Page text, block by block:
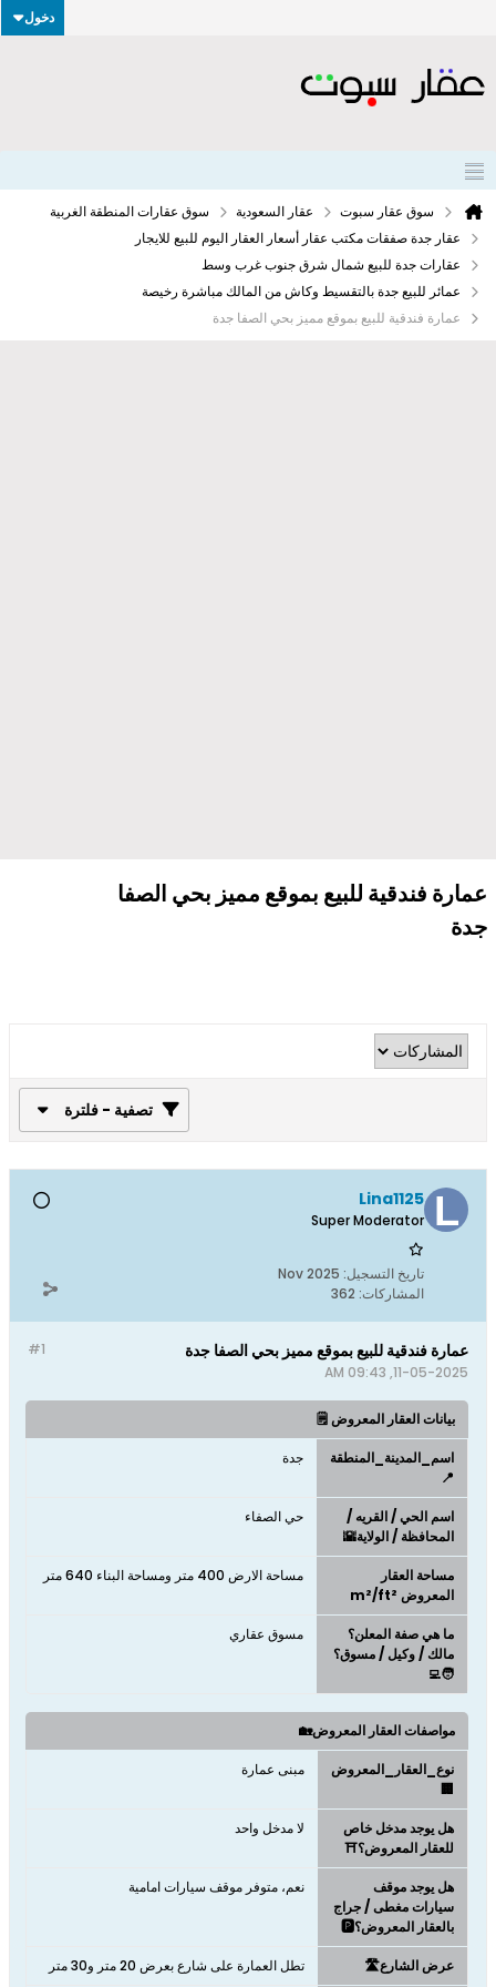
دخول
سوق عقار سبوت عقار السعودية
سوق عقارات المنطقة الغربية
عقار جدة صفقات مكتب عقار أسعار العقار اليوم للبيع للايجار
عقارات جدة للبيع شمال شرق جنوب غرب وسط
عمائر للبيع جدة بالتقسيط وكاش من المالك مباشرة رخيصة
عمارة فندقية للبيع بموقع مميز بحي الصفا جدة
عمارة فندقية للبيع بموقع مميز بحي الصفا
جدة
تصفية - فلترة
Lina1125
Super Moderator
تاريخ التسجيل: Nov 2025
المشاركات: 362
#1 عمارة فندقية للبيع بموقع مميز بحي الصفا جدة
11-05-2025, 09:43 AM
بيانات العقار المعروض 🗒️
اسم_المدينة_المنطقة
📍
جدة
اسم الحي / القريه /
المحافظة / الولاية🌇
حي الصفاء
مساحة العقار
المعروض m²/ft²
مساحة الارض 400 متر ومساحة البناء 640 متر
ما هي صفة المعلن؟
مالك / وكيل / مسوق؟
🧑‍💻
مسوق عقاري
مواصفات العقار المعروض🏡
نوع_العقار_المعروض
🏢
مبنى عمارة
هل يوجد مدخل خاص
للعقار المعروض؟⛩️
لا مدخل واحد
هل يوجد موقف
سيارات مغطى / جراج
بالعقار المعروض؟🅿️
نعم، متوفر موقف سيارات امامية
عرض الشارع🛣️ تطل العمارة على شارع بعرض 20 متر و30 متر